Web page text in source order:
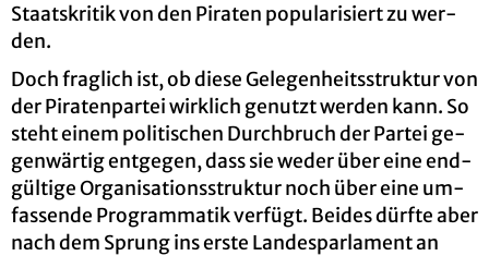
Staats­kri­tik von den Pi­ra­ten po­pu­la­ri­siert zu wer­
den.
Doch frag­lich ist, ob diese Ge­le­gen­heits­struk­tur von
der Pi­ra­ten­par­tei wirk­lich ge­nutzt wer­den kann. So
steht einem po­li­ti­schen Durch­bruch der Par­tei ge­
gen­wär­tig ent­ge­gen, dass sie weder über eine end­
gül­ti­ge Or­ga­ni­sa­ti­ons­struk­tur noch über eine um­
fas­sen­de Pro­gram­ma­tik ver­fügt. Bei­des dürf­te aber
nach dem Sprung ins erste Lan­des­par­la­ment an